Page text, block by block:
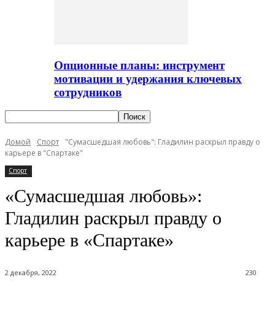
Опционные планы: инструмент
мотивации и удержания ключевых
сотрудников
Домой Спорт
"Сумасшедшая любовь": Гладилин раскрыл правду о
карьере в "Спартаке"
Спорт
«Сумасшедшая любовь»:
Гладилин раскрыл правду о
карьере в «Спартаке»
2 декабря, 2022 230